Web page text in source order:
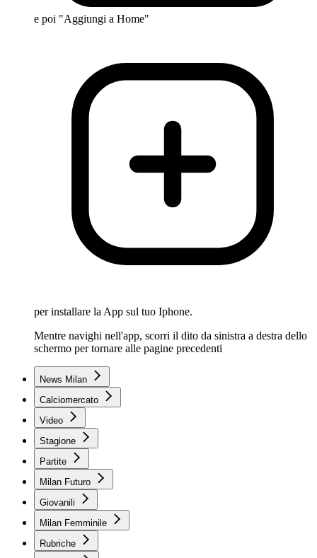
e poi "Aggiungi a Home"
per installare la App sul tuo Iphone.
Mentre navighi nell'app, scorri il dito da sinistra a destra dello
schermo per tornare alle pagine precedenti
News Milan
Calciomercato
Video
Stagione
Partite
Milan Futuro
Giovanili
Milan Femminile
Rubriche